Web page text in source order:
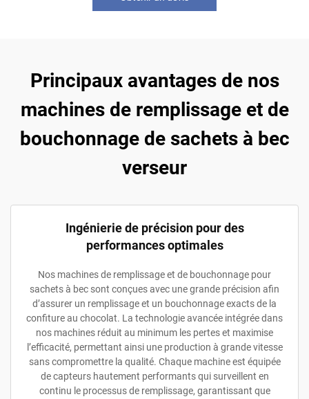
Principaux avantages de nos
machines de remplissage et de
bouchonnage de sachets à bec
verseur
Ingénierie de précision pour des
performances optimales
Nos machines de remplissage et de bouchonnage pour
sachets à bec sont conçues avec une grande précision afin
d’assurer un remplissage et un bouchonnage exacts de la
confiture au chocolat. La technologie avancée intégrée dans
nos machines réduit au minimum les pertes et maximise
l’efficacité, permettant ainsi une production à grande vitesse
sans compromettre la qualité. Chaque machine est équipée
de capteurs hautement performants qui surveillent en
continu le processus de remplissage, garantissant que